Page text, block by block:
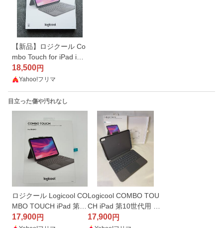
【新品】ロジクール Co
mbo Touch for iPad iK1
059GRA
18,500円
Yahoo!フリマ
目立った傷や汚れなし
ロジクール Logicool CO
MBO TOUCH iPad 第10
世代用キーボードケー
17,900円
Logicool COMBO TOU
CH iPad 第10世代用 キ
ーボード ik1059gra YU
17,900円